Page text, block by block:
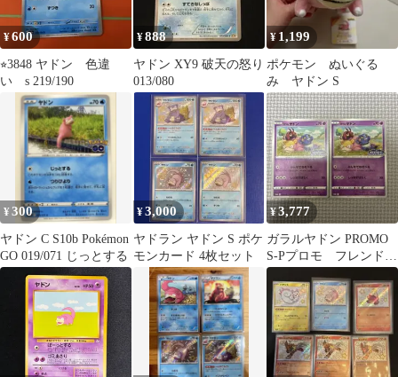
¥600
⭐︎3848 ヤドン 色違
い s 219/190
¥888
ヤドン XY9 破天の怒り
013/080
¥ 1,199
ポケモン ぬいぐる
み ヤドン S
¥300
ヤドン C S10b Pokémon
GO 019/071 じっとする
¥3,000
ヤドラン ヤドン S ポケ
モンカード 4枚セット
¥3,777
ガラルヤドン PROMO
S-Pプロモ フレンドリ
ィショップ